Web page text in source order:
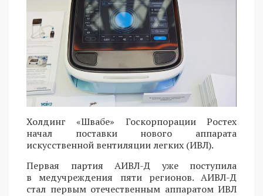
Холдинг «Швабе» Госкорпорации Ростех
начал поставки нового аппарата
искусственной вентиляции легких (ИВЛ).
Первая партия АИВЛ-Д уже поступила
в медучреждения пяти регионов. АИВЛ-Д
стал первым отечественным аппаратом ИВЛ